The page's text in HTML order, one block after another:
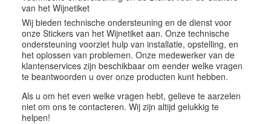
van het Wijnetiket
Wij bieden technische ondersteuning en de dienst voor
onze Stickers van het Wijnetiket aan. Onze technische
ondersteuning voorziet hulp van installatie, opstelling, en
het oplossen van problemen. Onze medewerker van de
klantenservices zijn beschikbaar om eender welke vragen
te beantwoorden u over onze producten kunt hebben.
Als u om het even welke vragen hebt, gelieve te aarzelen
niet om ons te contacteren. Wij zijn altijd gelukkig te
helpen!